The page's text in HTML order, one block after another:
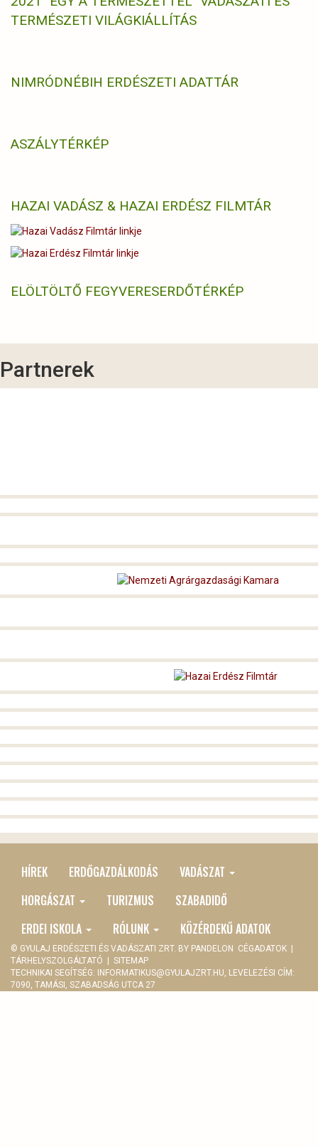
TERMÉSZETI VILÁGKIÁLLÍTÁS
NIMRÓDNÉBIH ERDÉSZETI ADATTÁR
ASZÁLYTÉRKÉP
HAZAI VADÁSZ & HAZAI ERDÉSZ FILMTÁR
ELÖLTÖLTŐ FEGYVERESERDŐTÉRKÉP
Partnerek
MAIN
MENU
HÍREK ERDŐGAZDÁLKODÁS
VADÁSZAT
HORGÁSZAT
TURIZMUS
SZABADIDŐ
ERDEI ISKOLA
RÓLUNK KÖZÉRDEKŰ ADATOK
© GYULAJ ERDÉSZETI ÉS VADÁSZATI ZRT. BY PANDELON CÉGADATOK |
TÁRHELYSZOLGÁLTATÓ | SITEMAP
TECHNIKAI SEGÍTSÉG: INFORMATIKUS@GYULAJZRT.HU, LEVELEZÉSI CÍM:
7090, TAMÁSI, SZABADSÁG UTCA 27